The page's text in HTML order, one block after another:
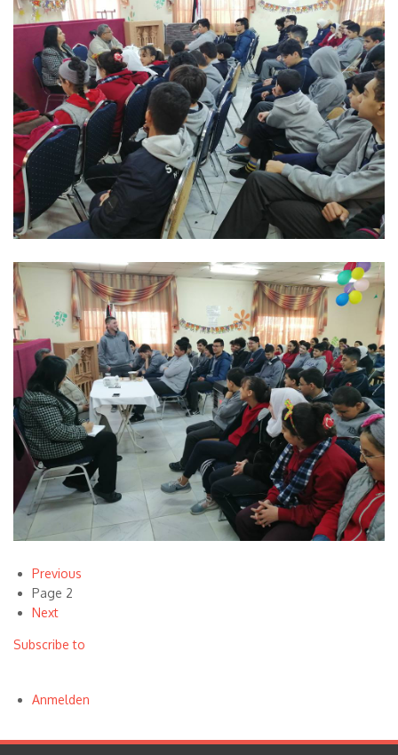
Seitennummerierung
Vorherige
Seite
Previous
Page 2
Nächste
Next
Subscribe to
User
account
Anmelden